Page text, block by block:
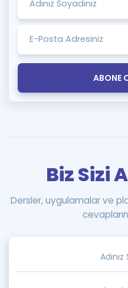
ABONE
Biz Sizi
Dersler, uygulamalar ve